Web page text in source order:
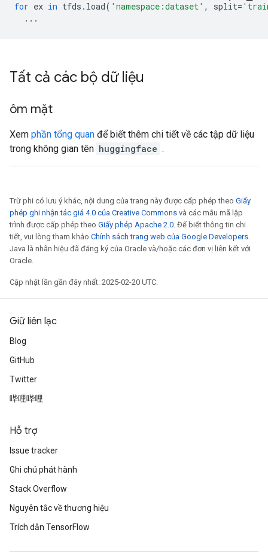
for ex in tfds . load( 'namespace:dataset' , split=
...
Tất cả các bộ dữ liệu
ôm mặt
Xem phần tổng quan để biết thêm chi tiết về các tập dữ liệu
trong không gian tên huggingface .
Trừ phi có lưu ý khác, nội dung của trang này được cấp phép theo Giấy
phép ghi nhận tác giả 4.0 của Creative Commons và các mẫu mã lập
trình được cấp phép theo Giấy phép Apache 2.0. Để biết thông tin chi
tiết, vui lòng tham khảo Chính sách trang web của Google Developers.
Java là nhãn hiệu đã đăng ký của Oracle và/hoặc các đơn vị liên kết với
Oracle.
Cập nhật lần gần đây nhất: 2025-02-20 UTC.
Giữ liên lạc
Blog
GitHub
Twitter
哔哩哔哩
Hỗ trợ
Issue tracker
Ghi chú phát hành
Stack Overflow
Nguyên tắc về thương hiệu
Trích dẫn TensorFlow